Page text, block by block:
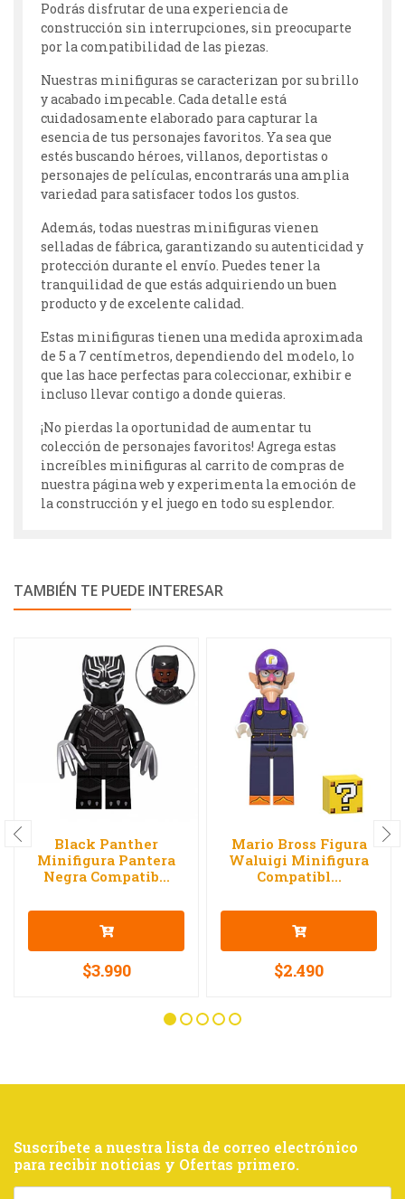
Podrás disfrutar de una experiencia de
construcción sin interrupciones, sin preocuparte
por la compatibilidad de las piezas.
Nuestras minifiguras se caracterizan por su brillo
y acabado impecable. Cada detalle está
cuidadosamente elaborado para capturar la
esencia de tus personajes favoritos. Ya sea que
estés buscando héroes, villanos, deportistas o
personajes de películas, encontrarás una amplia
variedad para satisfacer todos los gustos.
Además, todas nuestras minifiguras vienen
selladas de fábrica, garantizando su autenticidad y
protección durante el envío. Puedes tener la
tranquilidad de que estás adquiriendo un buen
producto y de excelente calidad.
Estas minifiguras tienen una medida aproximada
de 5 a 7 centímetros, dependiendo del modelo, lo
que las hace perfectas para coleccionar, exhibir e
incluso llevar contigo a donde quieras.
¡No pierdas la oportunidad de aumentar tu
colección de personajes favoritos! Agrega estas
increíbles minifiguras al carrito de compras de
nuestra página web y experimenta la emoción de
la construcción y el juego en todo su esplendor.
TAMBIÉN TE PUEDE INTERESAR
Black Panther
Minifigura Pantera
Negra Compatib...
$3.990
Mario Bross Figura
Waluigi Minifigura
Compatibl...
$2.490
Suscríbete a nuestra lista de correo electrónico
para recibir noticias y Ofertas primero.